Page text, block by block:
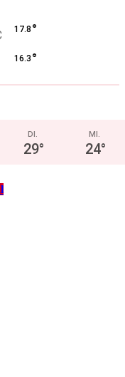
17.8 °
16.3 °
DI.
29°
MI.
24°